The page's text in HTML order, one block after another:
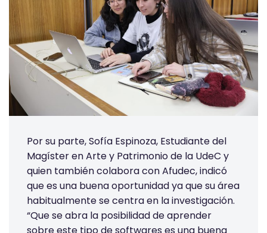
Por su parte, Sofía Espinoza, Estudiante del
Magíster en Arte y Patrimonio de la UdeC y
quien también colabora con Afudec, indicó
que es una buena oportunidad ya que su área
habitualmente se centra en la investigación.
“Que se abra la posibilidad de aprender